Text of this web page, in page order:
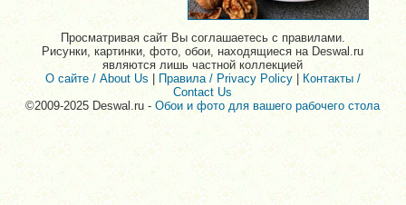
Просматривая сайт Вы соглашаетесь с правилами.
Рисунки, картинки, фото, обои, находящиеся на Deswal.ru
являются лишь частной коллекцией
О сайте / About Us |Правила / Privacy Policy | Контакты /
Contact Us
©2009-2025 Deswal.ru -Обои и фото для вашего рабочего стола